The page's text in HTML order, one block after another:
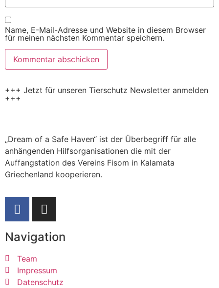
Name, E-Mail-Adresse und Website in diesem Browser
für meinen nächsten Kommentar speichern.
+++ Jetzt für unseren Tierschutz Newsletter anmelden
+++
„Dream of a Safe Haven“ ist der Überbegriff für alle
anhängenden Hilfsorganisationen die mit der
Auffangstation des Vereins Fisom in Kalamata
Griechenland kooperieren.
Navigation
Team
Impressum
Datenschutz